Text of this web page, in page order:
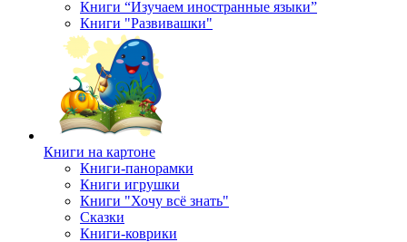
Книги “Изучаем иностранные языки”
Книги "Развивашки"
Книги на картоне
Книги-панорамки
Книги игрушки
Книги "Хочу всё знать"
Сказки
Книги-коврики